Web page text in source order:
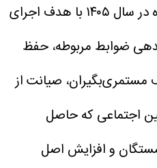
مجموعه تصمیمات اتخاذشده در سال ۱۴۰۵ با هدف اجرای
ضوابط مربوطه، حفظ
صیانت از
اجتماعی که حاصل
و افزایش اصل